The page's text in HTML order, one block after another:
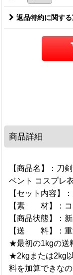
返品特約に関す
商品詳細
【商品名】：刀
ベント コスプレ
【セット内容】
【素 材】：コ
【商品状態】：
【送 料】：重
★最初の1kgの送
★2kgまたは2kg
料を加算できな